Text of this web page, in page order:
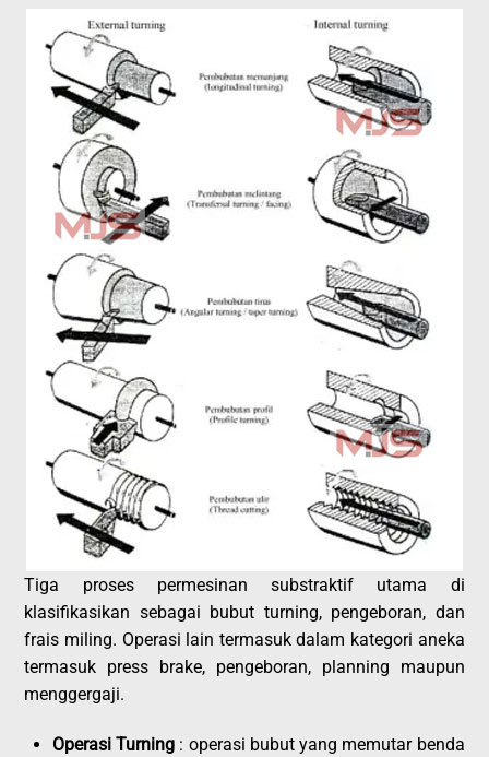
Tiga proses permesinan substraktif utama di
klasifikasikan sebagai bubut turning, pengeboran, dan
frais miling. Operasi lain termasuk dalam kategori aneka
termasuk press brake, pengeboran, planning maupun
menggergaji.
Operasi Turning : operasi bubut yang memutar benda